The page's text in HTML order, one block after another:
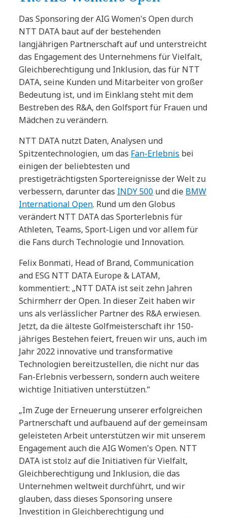
Das Sponsoring der AIG Women's Open durch
NTT DATA baut auf der bestehenden
langjährigen Partnerschaft auf und unterstreicht
das Engagement des Unternehmens für Vielfalt,
Gleichberechtigung und Inklusion, das für NTT
DATA, seine Kunden und Mitarbeiter von großer
Bedeutung ist, und im Einklang steht mit dem
Bestreben des R&A, den Golfsport für Frauen und
Mädchen zu verändern.
NTT DATA nutzt Daten, Analysen und
Spitzentechnologien, um das Fan-Erlebnis bei
einigen der beliebtesten und
prestigeträchtigsten Sportereignisse der Welt zu
verbessern, darunter das INDY 500 und die BMW
International Open. Rund um den Globus
verändert NTT DATA das Sporterlebnis für
Athleten, Teams, Sport-Ligen und vor allem für
die Fans durch Technologie und Innovation.
Felix Bonmati, Head of Brand, Communication
and ESG NTT DATA Europe & LATAM,
kommentiert: „NTT DATA ist seit zehn Jahren
Schirmherr der Open. In dieser Zeit haben wir
uns als verlässlicher Partner des R&A erwiesen.
Jetzt, da die älteste Golfmeisterschaft ihr 150-
jähriges Bestehen feiert, freuen wir uns, auch im
Jahr 2022 innovative und transformative
Technologien bereitzustellen, die nicht nur das
Fan-Erlebnis verbessern, sondern auch weitere
wichtige Initiativen unterstützen.“
„Im Zuge der Erneuerung unserer erfolgreichen
Partnerschaft und aufbauend auf der gemeinsam
geleisteten Arbeit unterstützen wir mit unserem
Engagement auch die AIG Women's Open. NTT
DATA ist stolz auf die Initiativen für Vielfalt,
Gleichberechtigung und Inklusion, die das
Unternehmen weltweit durchführt, und wir
glauben, dass dieses Sponsoring unsere
Investition in Gleichberechtigung und